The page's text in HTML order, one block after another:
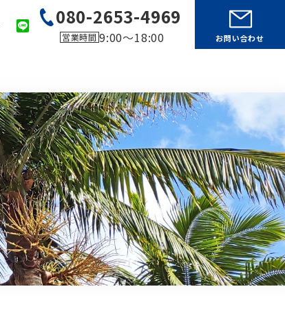
080-2653-4969
営業時間 9:00～18:00 お問い合わせ